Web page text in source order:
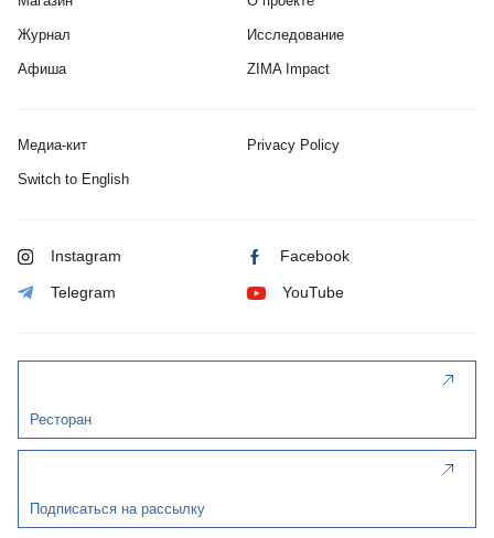
Журнал
Афиша
Исследование
ZIMA Impact
Медиа-кит Privacy Policy
Switch to English
Instagram Facebook
Telegram YouTube
Ресторан
Подписаться на рассылку